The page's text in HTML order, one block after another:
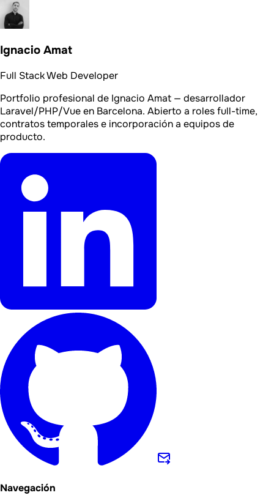
Ignacio Amat
Full Stack Web Developer
Portfolio profesional de Ignacio Amat — desarrollador
Laravel/PHP/Vue en Barcelona. Abierto a roles full-time,
contratos temporales e incorporación a equipos de
producto.
Navegación